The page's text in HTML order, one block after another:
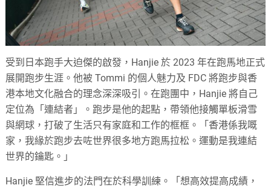
受到日本跑手大迫傑的啟發，Hanjie 於 2023 年在跑馬地正式
展開跑步生涯。他被 Tommi 的個人魅力及 FDC 將跑步與香
港本地文化融合的理念深深吸引。在跑團中，Hanjie 將自己
定位為「連結者」。跑步是他的起點，帶領他接觸單板滑雪
與網球，打破了生活只有家庭和工作的框框。「香港係我嘅
家，我緣於跑步去咗世界很多地方跑馬拉松。運動是我連結
世界的鑰匙。」
Hanjie 堅信進步的法門在於科學訓練。「想高效提高成績，